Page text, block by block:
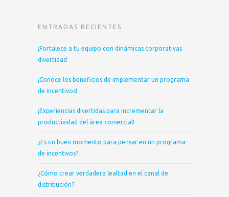
ENTRADAS RECIENTES
¡Fortalece a tu equipo con dinámicas corporativas
divertidas!
¡Conoce los beneficios de implementar un programa
de incentivos!
¡Experiencias divertidas para incrementar la
productividad del área comercial!
¿Es un buen momento para pensar en un programa
de incentivos?
¿Cómo crear verdadera lealtad en el canal de
distribución?